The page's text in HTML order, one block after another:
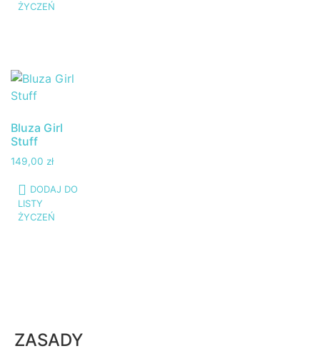
ŻYCZEŃ
Bluza Girl
Stuff
149,00 zł
DODAJ DO
LISTY
ŻYCZEŃ
ZASADY